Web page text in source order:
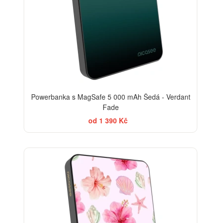
Powerbanka s MagSafe 5 000 mAh Šedá - Verdant
Fade
od 1 390 Kč